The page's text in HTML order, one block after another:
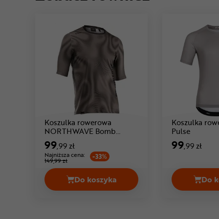
Koszulka rowerowa
NORTHWAVE Bomb
Doppler
99,99 zł
Najniższa cena:
149,99 zł -33%
Do koszyka
Koszulka rowerowa
Koszulka
PulseCena: 99
99,99 zł
Do